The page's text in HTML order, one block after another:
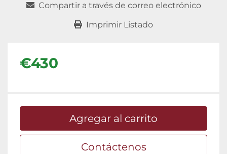
Compartir a través de correo electrónico
Imprimir Listado
€430
Agregar al carrito
Contáctenos